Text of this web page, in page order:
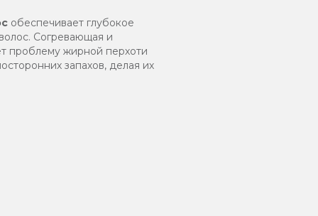
обеспечивает глубокое
Согревающая и
проблему жирной перхоти
запахов, делая их